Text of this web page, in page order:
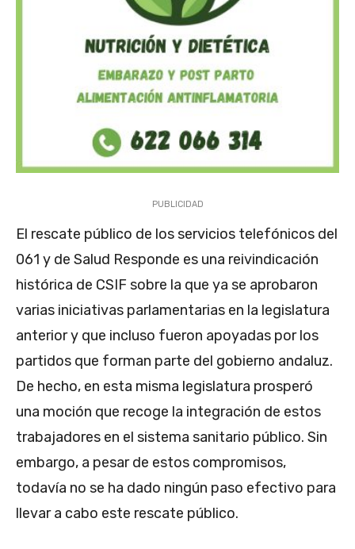
PUBLICIDAD
El rescate público de los servicios telefónicos del
061 y de Salud Responde es una reivindicación
histórica de CSIF sobre la que ya se aprobaron
varias iniciativas parlamentarias en la legislatura
anterior y que incluso fueron apoyadas por los
partidos que forman parte del gobierno andaluz.
De hecho, en esta misma legislatura prosperó
una moción que recoge la integración de estos
trabajadores en el sistema sanitario público. Sin
embargo, a pesar de estos compromisos,
todavía no se ha dado ningún paso efectivo para
llevar a cabo este rescate público.